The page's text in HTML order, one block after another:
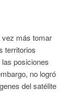
vez más tomar
territorios
posiciones
no logró
del satélite